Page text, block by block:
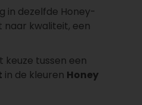
in dezelfde Honey-
naar kwaliteit, een
keuze tussen een
in de kleuren Honey